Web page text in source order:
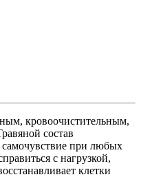
кровоочистительным,
состав
самочувствие при любых
с нагрузкой,
клетки